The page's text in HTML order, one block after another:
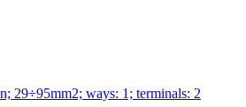
29÷95mm2; ways: 1; terminals: 2